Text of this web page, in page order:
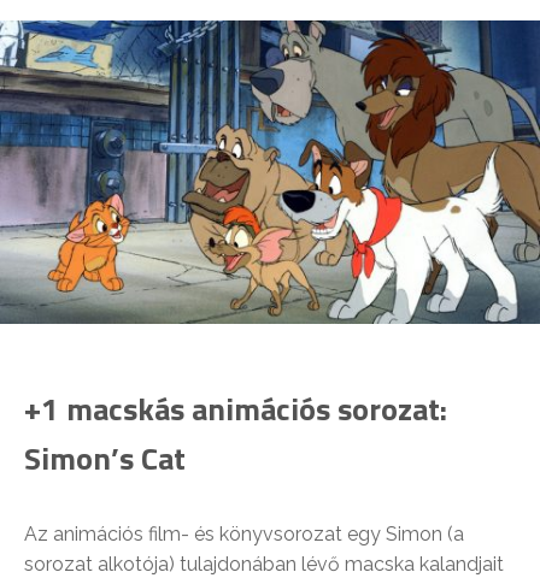
+1 macskás animációs sorozat:
Simon’s Cat
Az animációs film- és könyvsorozat egy Simon (a
sorozat alkotója) tulajdonában lévő macska kalandjait